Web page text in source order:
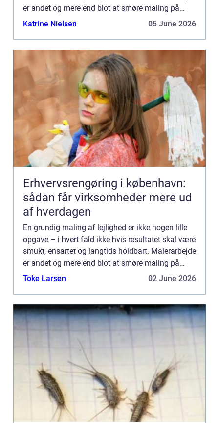
er andet og mere end blot at smøre maling på
vægge. Det forarbej...
Katrine Nielsen 05 June 2026
Erhvervsrengøring i københavn:
sådan får virksomheder mere ud
af hverdagen
En grundig maling af lejlighed er ikke nogen lille
opgave – i hvert fald ikke hvis resultatet skal være
smukt, ensartet og langtids holdbart. Malerarbejde
er andet og mere end blot at smøre maling på
vægge. Det forarbej...
Toke Larsen 02 June 2026